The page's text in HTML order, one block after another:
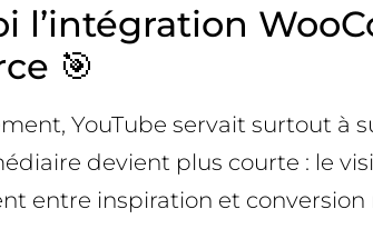
l’intégration
🎯
YouTube servait surtout à
devient plus courte : le
entre inspiration et